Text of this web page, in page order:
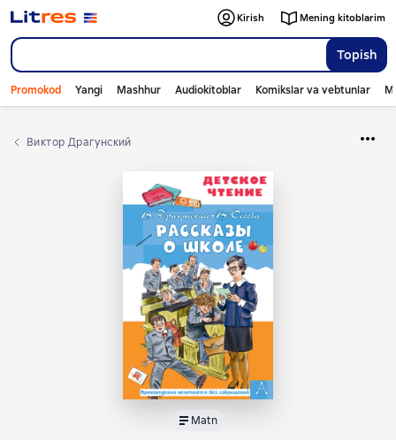
Topish
Kirish Mening kitoblarim
Promokod Yangi Mashhur Audiokitoblar Komikslar va vebtunlar
Виктор Драгунский
Matn